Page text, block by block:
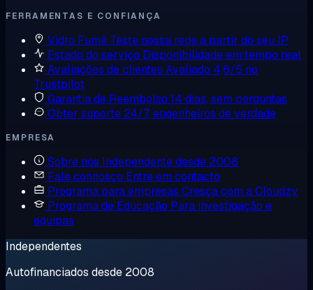
FERRAMENTAS E CONFIANÇA
Vidro Fumê Teste nossa rede a partir do seu IP
Estado do serviço Disponibilidade em tempo real
Avaliações de clientes Avaliado 4,6/5 no
Trustpilot
Garantia de Reembolso 14 dias, sem perguntas
Obter suporte 24/7, engenheiros de verdade
EMPRESA
Sobre nós Independente desde 2008
Fale connosco Entre em contacto
Programa para empresas Cresça com a Cloudzy
Programa de Educação Para investigação e
equipas
Independentes
Autofinanciados desde 2008